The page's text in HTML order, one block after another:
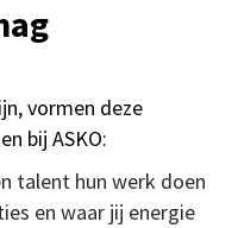
vormen deze
bij ASKO:
talent hun werk doen
en waar jij energie